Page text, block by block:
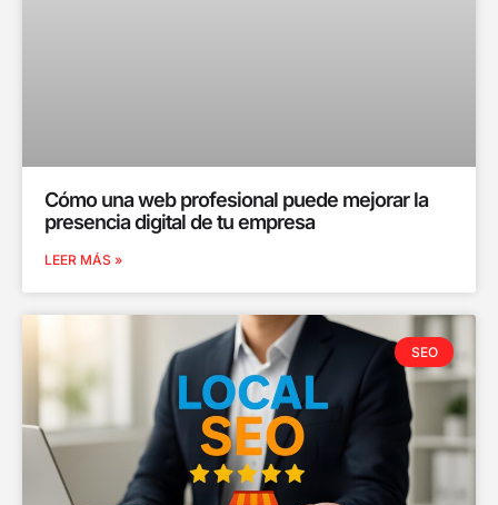
Cómo una web profesional puede mejorar la
presencia digital de tu empresa
LEER MÁS »
SEO